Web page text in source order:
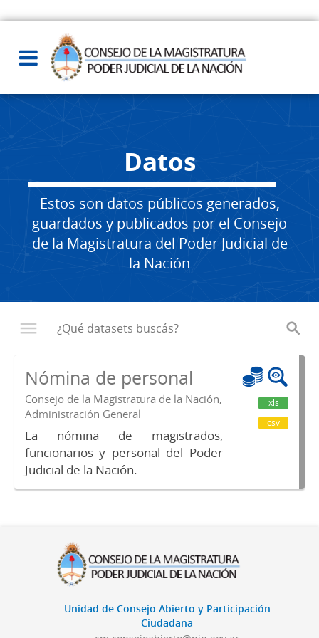
Datos
Estos son datos públicos generados,
guardados y publicados por el Consejo
de la Magistratura del Poder Judicial de
la Nación
Nómina de personal
Consejo de la Magistratura de la Nación,
Administración General
La nómina de magistrados,
funcionarios y personal del Poder
Judicial de la Nación.
xls
csv
Unidad de Consejo Abierto y Participación
Ciudadana